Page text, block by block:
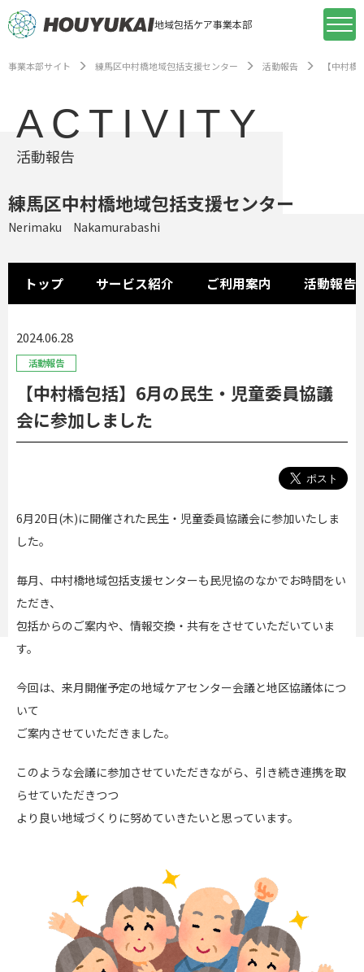
地域包括ケア事業本部
事業本部サイト 練馬区中村橋地域包括支援センター 活動報告 【中村
ACTIVITY
活動報告
練馬区中村橋地域包括支援センター
Nerimaku Nakamurabashi
トップ サービス紹介 ご利用案内 活動報告
2024.06.28
活動報告
【中村橋包括】6月の民生・児童委員協議
会に参加しました
6月20日(木)に開催された民生・児童委員協議会に参加いたしま
した。
毎月、中村橋地域包括支援センターも民児協のなかでお時間をい
ただき、
包括からのご案内や、情報交換・共有をさせていただいていま
す。
今回は、来月開催予定の地域ケアセンター会議と地区協議体につ
いて
ご案内させていただきました。
このような会議に参加させていただきながら、引き続き連携を取
らせていただきつつ
より良い地域づくりに努めていきたいと思っています。